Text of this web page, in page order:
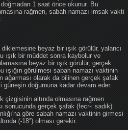
1 saat önce okunur. Bu
rağmen, sabah namazı imsak vakti
beyaz bir ışık görülür, yalancı
ışık bir müddet sonra kaybolur ve
beyaz bir ışık görülür, gerçek
ışığın görülmesi sabah namazı vaktinin
ağarması olarak da bilinen gerçek şafak
güneşin doğumuna kadar devam eder.
çizgisinin altında olmasına rağmen
sonucunda gerçek şafak (fecr-i sadık)
göre sabah namazı vaktinin girmesi
(-18°) olması gerekir.